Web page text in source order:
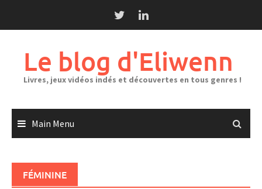
Le blog d'Eliwenn
Livres, jeux vidéos indés et découvertes en tous genres !
Main Menu
FÉMININE